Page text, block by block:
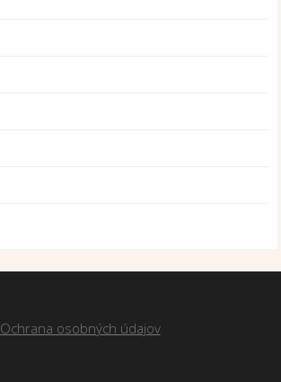
Ochrana osobných údajov